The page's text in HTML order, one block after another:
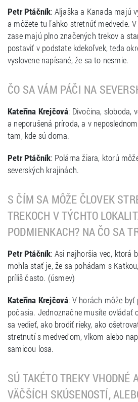
Petr Ptáčník: Aljaška a Kanada majú
a môžete tu ľahko stretnúť medvede.
zase majú plno značených trekov a
postaviť v podstate kdekoľvek, teda
vyslovene napísané, že sa to nesmie.
ČO SA VÁM PÁČI NA
Kateřina Krejčová: Divočina, sloboda,
a neporušená príroda, a v
tam, kde sú doma.
Petr Ptáčník: Polárna žiara, ktorú
severských krajinách.
S ČÍM SA MÔŽE ČLOVEK
TREKOCH V TÝCHTO
PODMIENKACH? NA ČO SA
Petr Ptáčník: Asi najhoršia vec, ktorá
mohla stať je, že sa pohádam s
príliš často. (úsmev)
Kateřina Krejčová: V horách môže
počasia. Jednoznačne musíte ovládať
sa vedieť, ako brodiť rieky, ako
stretnutí s medveďom, vlkom alebo
samicou losa.
SÚ TAKÉTO TREKY VHODNÉ
VÄČŠÍCH SKÚSENOSTÍ,